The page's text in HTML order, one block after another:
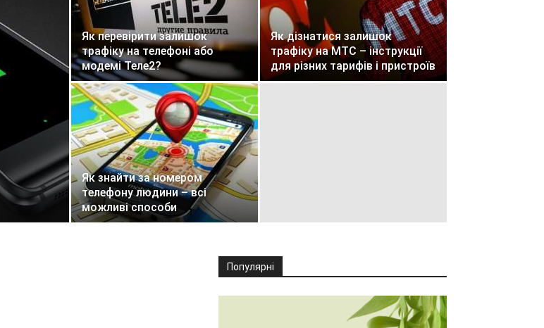
Як перевірити залишок
трафіку на телефоні або
модемі Теле2?
Як дізнатися залишок
трафіку на МТС – інструкції
для різних тарифів і пристроїв
Як знайти за номером
телефону людини – всі
можливі способи
Популярні